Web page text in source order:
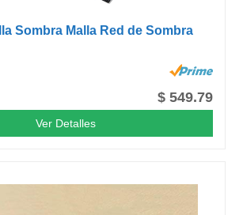
Sombra Malla Red de Sombra
$ 549.79
Ver Detalles